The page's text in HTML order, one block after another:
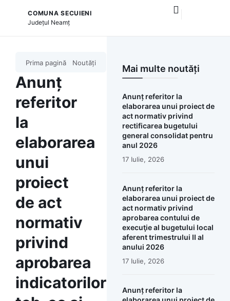
COMUNA SECUIENI
Județul Neamț
Prima pagină Noutăți
Anunț
referitor
la
elaborarea
unui
proiect
de act
normativ
privind
aprobarea
indicatorilor
Mai multe noutăți
Anunț referitor la
elaborarea unui proiect de
act normativ privind
rectificarea bugetului
general consolidat pentru
anul 2026
17 Iulie, 2026
Anunț referitor la
elaborarea unui proiect de
act normativ privind
aprobarea contului de
execuţie al bugetului local
aferent trimestrului II al
anului 2026
17 Iulie, 2026
Anunț referitor la